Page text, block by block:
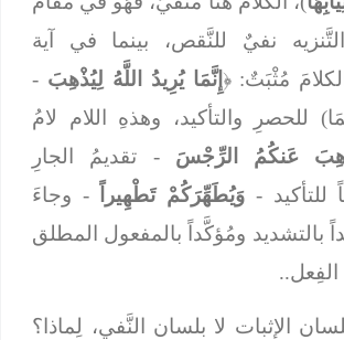
التَّنزيه نفيٌ للنَّقص، بينما في آية
مُثْبَتٌ: ﴿إِنَّمَا يُرِيدُ اللَّهُ لِيُذْهِبَ-
للحصرِ والتأكيد، وهذهِ اللام لامُ
عَنكُمُ الرِّجْسَ
- تقديمُ الجارِ
للتأكيد - وَيُطَهِّرَكُمْ تَطْهِيراً
- وجاءَ
بالتشديد ومُؤكَّداً بالمفعول المطلق
الإثبات لا بلسان النَّفي، لِماذا؟